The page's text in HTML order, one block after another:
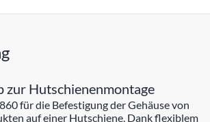
Hutschienenmontage
für die Befestigung der Gehäuse von
auf einer Hutschiene. Dank flexiblem